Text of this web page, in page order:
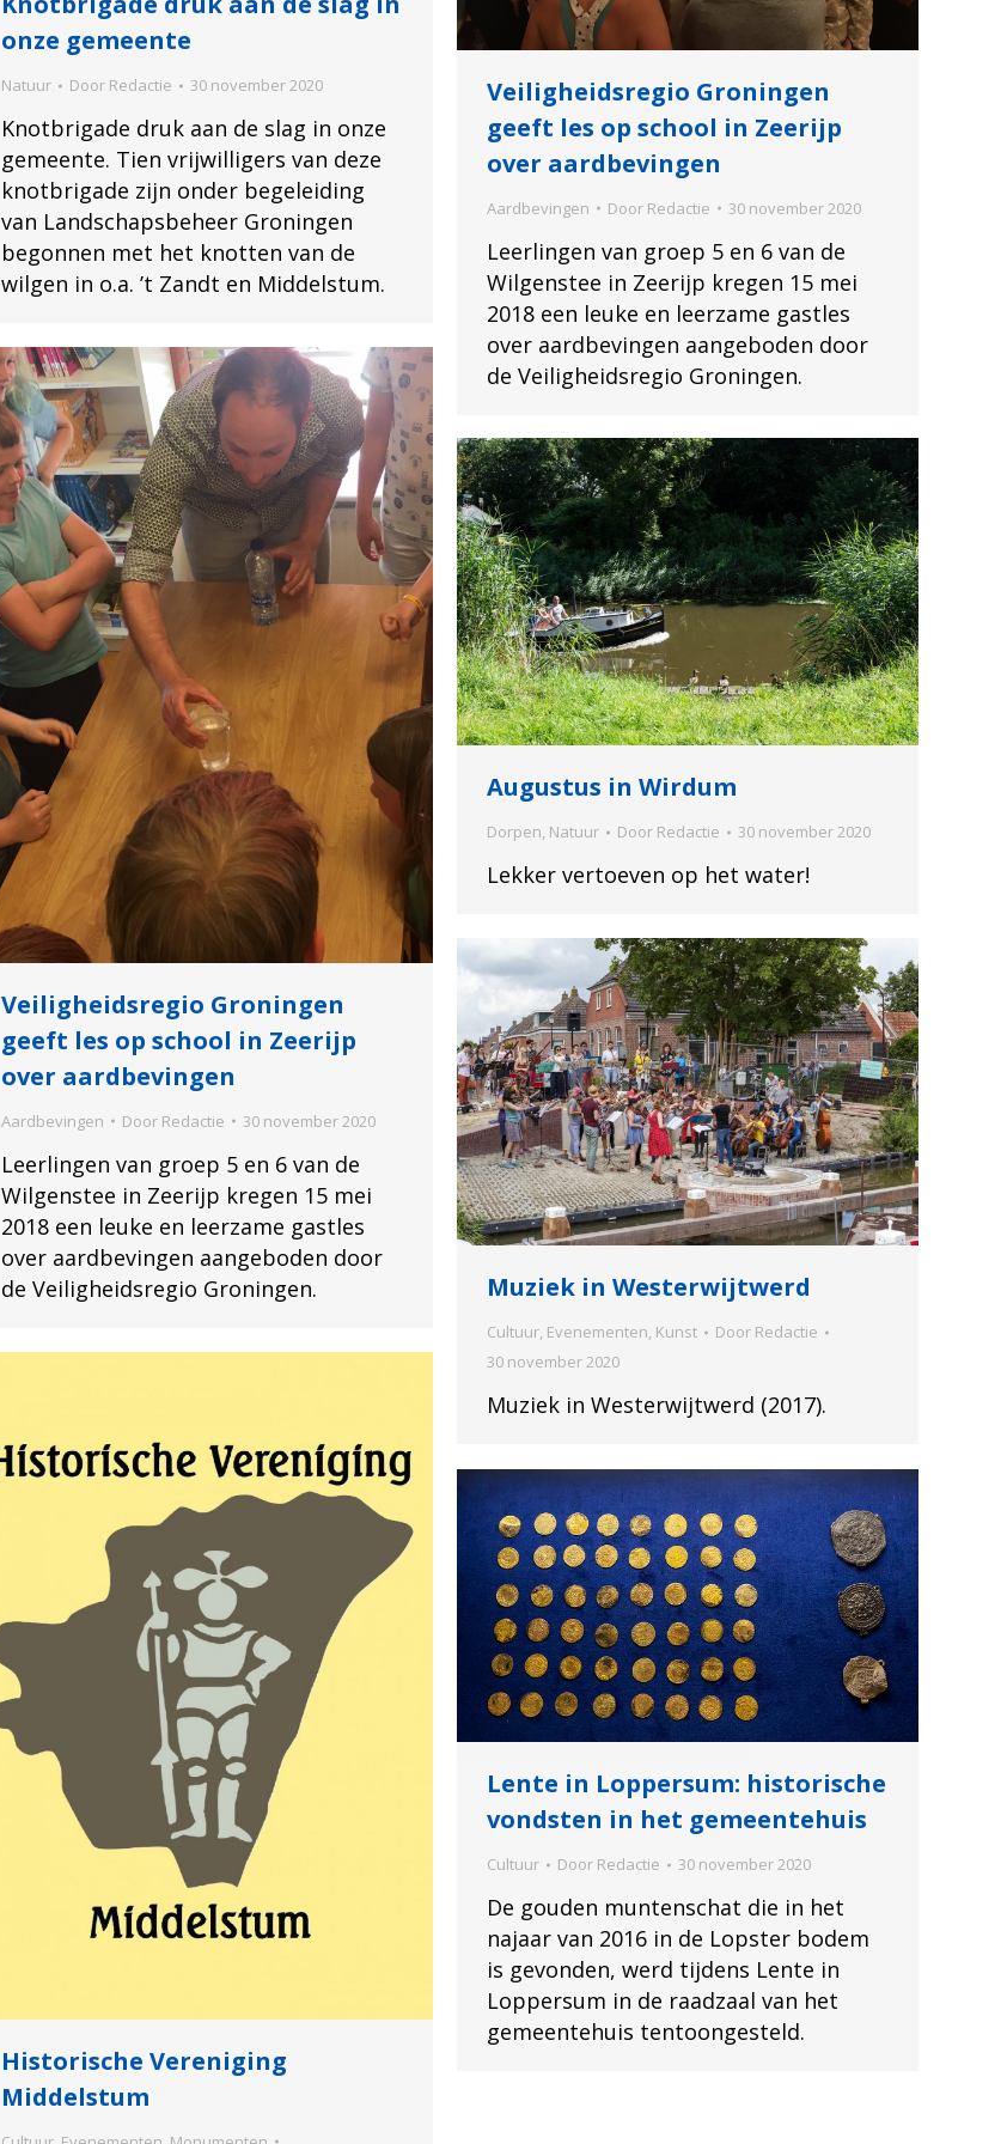
onze gemeente
Natuur Door Redactie 30 november 2020
Knotbrigade druk aan de slag in onze
gemeente. Tien vrijwilligers van deze
knotbrigade zijn onder begeleiding
van Landschapsbeheer Groningen
begonnen met het knotten van de
wilgen in o.a. ’t Zandt en Middelstum.
Veiligheidsregio Groningen
geeft les op school in Zeerijp
over aardbevingen
Aardbevingen Door Redactie 30 november 2020
Leerlingen van groep 5 en 6 van de
Wilgenstee in Zeerijp kregen 15 mei
2018 een leuke en leerzame gastles
over aardbevingen aangeboden door
de Veiligheidsregio Groningen.
Veiligheidsregio Groningen
geeft les op school in Zeerijp
over aardbevingen
Aardbevingen Door Redactie 30 november 2020
Leerlingen van groep 5 en 6 van de
Wilgenstee in Zeerijp kregen 15 mei
2018 een leuke en leerzame gastles
over aardbevingen aangeboden door
de Veiligheidsregio Groningen.
Augustus in Wirdum
Dorpen, Natuur Door Redactie 30 november 2020
Lekker vertoeven op het water!
Muziek in Westerwijtwerd
Cultuur, Evenementen, Kunst Door Redactie
30 november 2020
Muziek in Westerwijtwerd (2017).
Historische Vereniging
Middelstum
Lente in Loppersum: historische
vondsten in het gemeentehuis
Cultuur Door Redactie 30 november 2020
De gouden muntenschat die in het
najaar van 2016 in de Lopster bodem
is gevonden, werd tijdens Lente in
Loppersum in de raadzaal van het
gemeentehuis tentoongesteld.